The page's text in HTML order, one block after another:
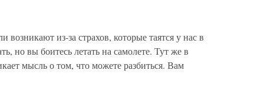
из-за страхов, которые таятся у нас в
но вы боитесь летать на самолете. Тут же в
мысль о том, что можете разбиться. Вам